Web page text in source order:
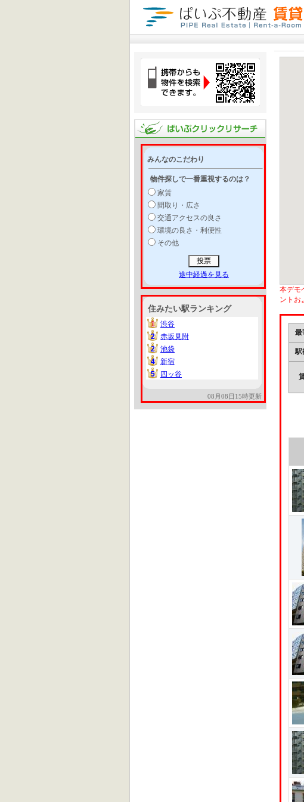
みんなのこだわり
物件探しで一番重視するのは？
家賃
間取り・広さ
交通アクセスの良さ
環境の良さ・利便性
その他
途中経過を見る
住みたい駅ランキング
1
1
渋谷
2
2
赤坂見附
2
2
池袋
4
4
新宿
5
5 四ッ谷
08月08日15時更新
本デモ
ントお
最
駅